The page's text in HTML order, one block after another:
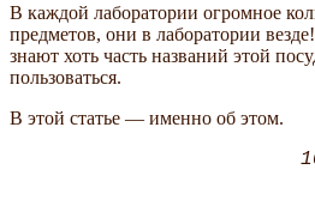
В каждой лаборатории огромное
предметов, они в лаборатории
знают хоть часть названий этой
пользоваться.
В этой статье — именно об этом.